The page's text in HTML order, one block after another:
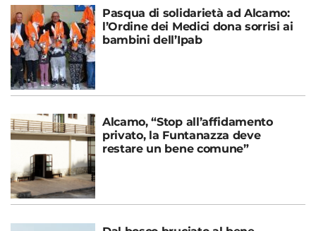
Pasqua di solidarietà ad Alcamo:
l’Ordine dei Medici dona sorrisi ai
bambini dell’Ipab
Alcamo, “Stop all’affidamento
privato, la Funtanazza deve
restare un bene comune”